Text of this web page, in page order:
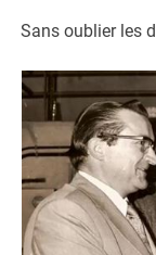
Sans oublier les